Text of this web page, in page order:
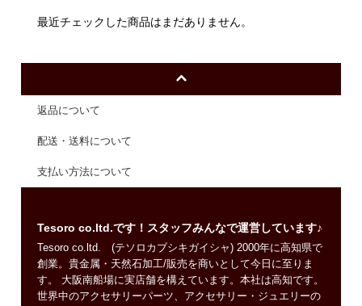
最近チェックした商品はまだありません。
返品について
配送・送料について
支払い方法について
Tesoro co.ltd.です！スタッフみんなで運営しています♪
Tesoro co.ltd. (テソロカブシキガイシャ) 2000年に高知県で
創業。貴金属・天然石加工/販売を商いとして今日に至りま
す。 大阪南船場に実店舗を構えています。本社は高知です。
世界中のアクセサリーパーツ、アクセサリー・ジュエリーの